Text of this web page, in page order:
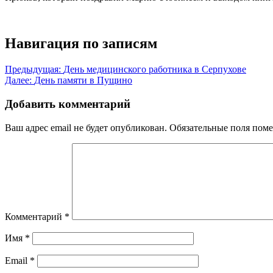
Навигация по записям
Предыдущая: День медицинского работника в Серпухове
Далее: День памяти в Пущино
Добавить комментарий
Ваш адрес email не будет опубликован. Обязательные поля
Комментарий *
Имя *
Email *